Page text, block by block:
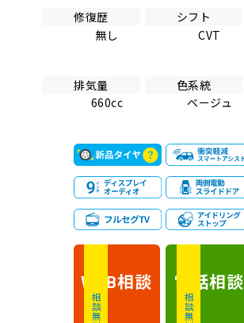
修復歴
無し
シフト
CVT
排気量
660cc
色系統
ベージュ
相談無料
WEB相談
相談無料
電話相談